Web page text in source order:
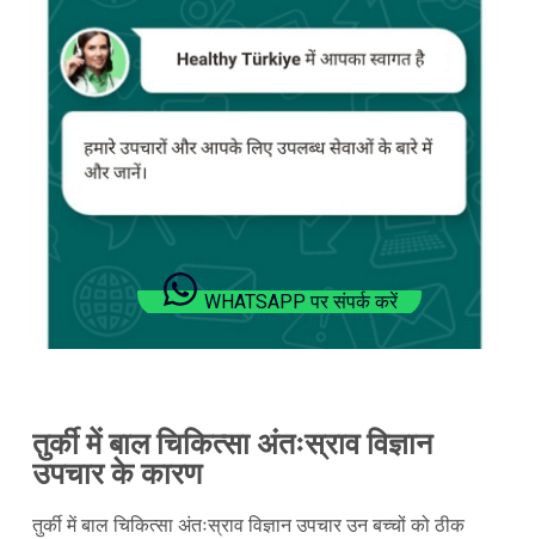
WHATSAPP पर संपर्क करें
तुर्की में बाल चिकित्सा अंतःस्राव विज्ञान
उपचार के कारण
तुर्की में बाल चिकित्सा अंतःस्राव विज्ञान उपचार उन बच्चों को ठीक